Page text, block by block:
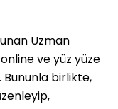
Uzman
online ve yüz yüze
birlikte,